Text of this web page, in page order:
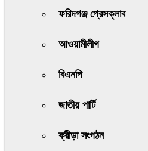
ফরিদগঞ্জ প্রেসক্লাব
আওয়ামীলীগ
বিএনপি
জাতীয় পার্টি
ক্রীড়া সংগঠন